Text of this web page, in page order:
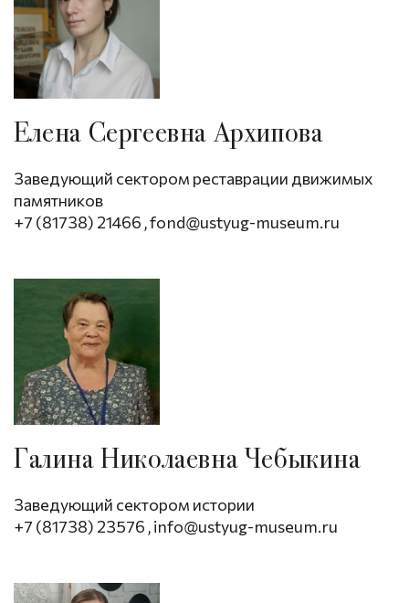
Елена Сергеевна Архипова
Заведующий сектором реставрации движимых
памятников
+7 (81738) 21466 ,fond@ustyug-museum.ru
Галина Николаевна Чебыкина
Заведующий сектором истории
+7 (81738) 23576 ,info@ustyug-museum.ru